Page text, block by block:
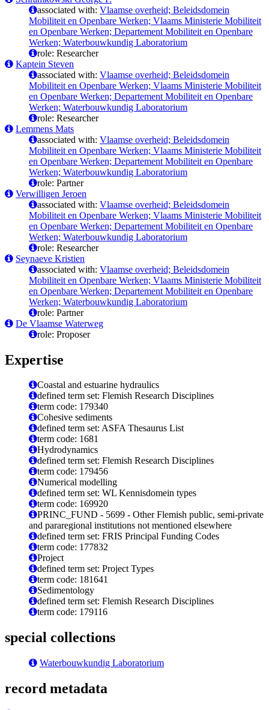
associated with: Vlaamse overheid; Beleidsdomein
Mobiliteit en Openbare Werken; Vlaams Ministerie Mobiliteit
en Openbare Werken; Departement Mobiliteit en Openbare
Werken; Waterbouwkundig Laboratorium
role: Researcher
Kaptein Steven
associated with: Vlaamse overheid; Beleidsdomein
Mobiliteit en Openbare Werken; Vlaams Ministerie Mobiliteit
en Openbare Werken; Departement Mobiliteit en Openbare
Werken; Waterbouwkundig Laboratorium
role: Researcher
Lemmens Mats
associated with: Vlaamse overheid; Beleidsdomein
Mobiliteit en Openbare Werken; Vlaams Ministerie Mobiliteit
en Openbare Werken; Departement Mobiliteit en Openbare
Werken; Waterbouwkundig Laboratorium
role: Partner
Verwilligen Jeroen
associated with: Vlaamse overheid; Beleidsdomein
Mobiliteit en Openbare Werken; Vlaams Ministerie Mobiliteit
en Openbare Werken; Departement Mobiliteit en Openbare
Werken; Waterbouwkundig Laboratorium
role: Researcher
Seynaeve Kristien
associated with: Vlaamse overheid; Beleidsdomein
Mobiliteit en Openbare Werken; Vlaams Ministerie Mobiliteit
en Openbare Werken; Departement Mobiliteit en Openbare
Werken; Waterbouwkundig Laboratorium
role: Partner
De Vlaamse Waterweg
role: Proposer
Expertise
Coastal and estuarine hydraulics
defined term set: Flemish Research Disciplines
term code: 179340
Cohesive sediments
defined term set: ASFA Thesaurus List
term code: 1681
Hydrodynamics
defined term set: Flemish Research Disciplines
term code: 179456
Numerical modelling
defined term set: WL Kennisdomein types
term code: 169920
PRINC_FUND - 5699 - Other Flemish public, semi-private
and pararegional institutions not mentioned elsewhere
defined term set: FRIS Principal Funding Codes
term code: 177832
Project
defined term set: Project Types
term code: 181641
Sedimentology
defined term set: Flemish Research Disciplines
term code: 179116
special collections
Waterbouwkundig Laboratorium
record metadata